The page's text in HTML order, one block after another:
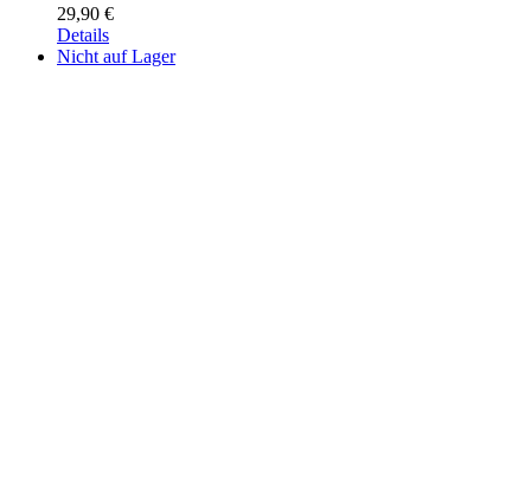
29,90 €
Details
Nicht auf Lager